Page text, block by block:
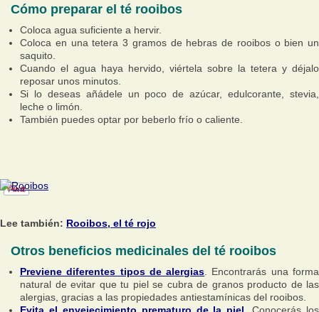
Cómo preparar el té rooibos
Coloca agua suficiente a hervir.
Coloca en una tetera 3 gramos de hebras de rooibos o bien un
saquito.
Cuando el agua haya hervido, viértela sobre la tetera y déjalo
reposar unos minutos.
Si lo deseas añádele un poco de azúcar, edulcorante, stevia,
leche o limón.
También puedes optar por beberlo frío o caliente.
Lee también: Rooibos, el té rojo
Otros beneficios medicinales del té rooibos
Previene diferentes tipos de alergias. Encontrarás una forma
natural de evitar que tu piel se cubra de granos producto de las
alergias, gracias a las propiedades antiestamínicas del rooibos.